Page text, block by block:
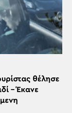
θέλησε
– Έκανε